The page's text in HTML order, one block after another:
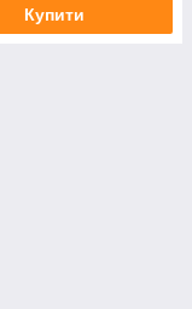
Купити